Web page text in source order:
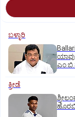
ಬಳ್ಳಾರಿ
ಕ್ರೀಡೆ